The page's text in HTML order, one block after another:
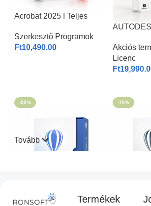
Acrobat 2025 I Teljes
Szerkesztő Programok
Ft10,490.00
1-3 éves
Akciós
Licenc
Ft
-50% -70%
Tovább
Termékek